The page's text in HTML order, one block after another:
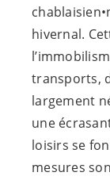
hivernal.
transports,
largement
une
loisirs se
mesures